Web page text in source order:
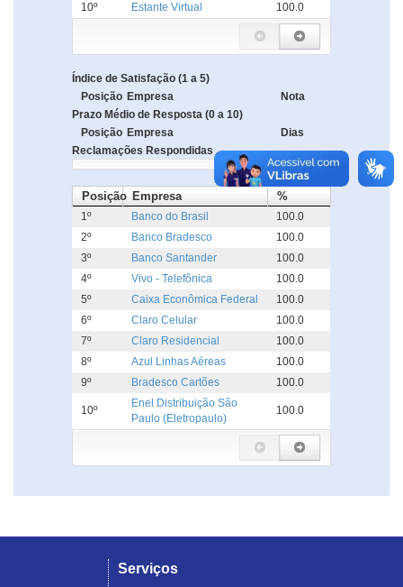
10º Estante Virtual 100.0
Índice de Satisfação (1 a 5)
Posição Empresa
Nota
Prazo Médio de Resposta (0 a 10)
Posição Empresa
Dias
Reclamações Respondidas
Posição Empresa %
1º Banco do Brasil
100.0
2º
Banco Bradesco
100.0
3º
Banco Santander
100.0
4º
Vivo - Telefônica
100.0
5º
Caixa Econômica Federal
100.0
6º
Claro Celular
100.0
7º
Claro Residencial
100.0
8º
Azul Linhas Aéreas
100.0
9º
Bradesco Cartões 100.0
10º
Enel Distribuição São
Paulo (Eletropaulo)
100.0
Serviços